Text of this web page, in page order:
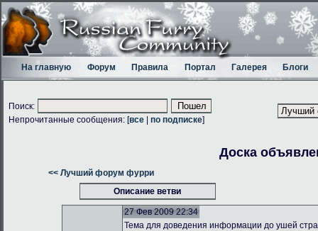
На главную Форум Правила Портал Галерея Блоги
Поиск:
Непрочитанные сообщения: [все по подписке]
Доска
<< Лучший форум фурри
Описание ветви
27 Фев 2009 22:34
Тема для доведения информации до ушей